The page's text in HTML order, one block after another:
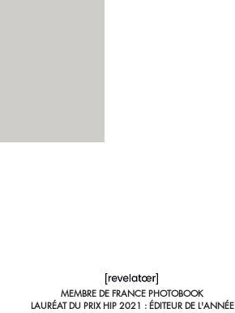
MEMBRE DE FRANCE PHOTOBOOK
LAURÉAT DU PRIX HIP 2021 : ÉDITEUR DE L'ANNÉE